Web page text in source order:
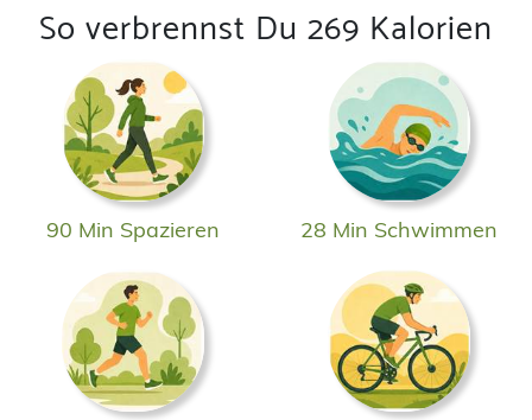
So verbrennst Du 269 Kalorien
90 Min Spazieren 28 Min Schwimmen